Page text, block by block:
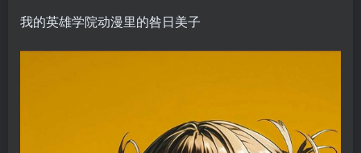
我的英雄学院动漫里的咎日美子